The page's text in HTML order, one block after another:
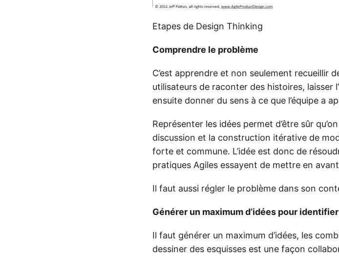
Etapes de Design Thinking
Comprendre le problème
C’est apprendre et non seulement recueillir
utilisateurs de raconter des histoires, laisser
ensuite donner du sens à ce que l’équipe a
Représenter les idées permet d’être sûr
discussion et la construction itérative de
forte et commune. L’idée est donc de
pratiques Agiles essayent de mettre en
Il faut aussi régler le problème dans son
Générer un maximum d’idées pour
Il faut générer un maximum d’idées, les
dessiner des esquisses est une façon